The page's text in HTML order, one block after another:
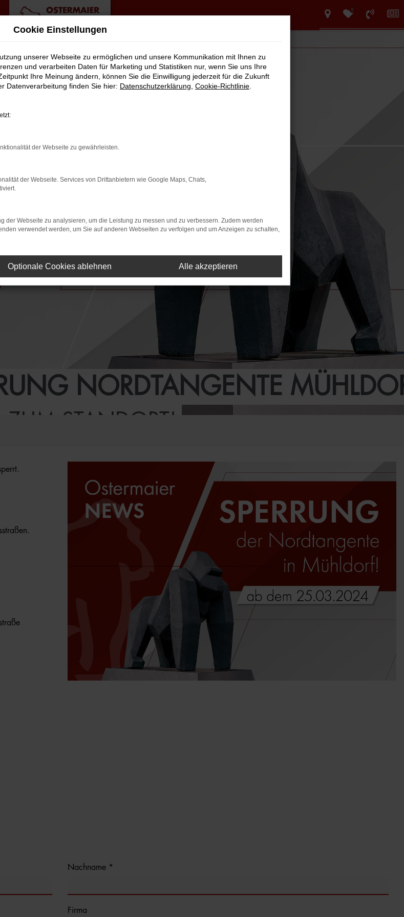
0
NORDTANGENTE
ZUM STANDORT!
Nachname *
Firma
Cookie Einstellungen
unserer Webseite zu ermöglichen und unsere Kommunikation mit Ihnen zu
und verarbeiten Daten für Marketing und Statistiken nur, wenn Sie uns Ihre
Ihre Meinung ändern, können Sie die Einwilligung jederzeit für die Zukunft
Datenverarbeitung finden Sie hier: Datenschutzerklärung Cookie-Richtlinie
der Webseite zu gewährleisten.
der Webseite. Services von Drittanbietern wie Google Maps, Chats,
der Webseite zu analysieren, um die Leistung zu messen und zu verbessern. Zudem werden
verwendet werden, um Sie auf anderen Webseiten zu verfolgen und um Anzeigen zu schalten,
Optionale Cookies ablehnen Alle akzeptieren